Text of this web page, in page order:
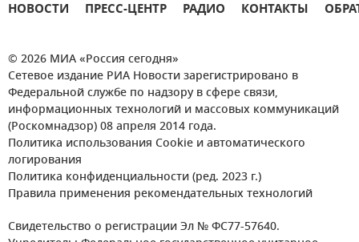
НОВОСТИ ПРЕСС-ЦЕНТР РАДИО КОНТАКТЫ
© 2026 МИА «Россия сегодня»
Сетевое издание РИА Новости зарегистрировано в
Федеральной службе по надзору в сфере связи,
информационных технологий и массовых коммуникаций
(Роскомнадзор) 08 апреля 2014 года.
Политика использования Cookie и автоматического
логирования
Политика конфиденциальности (ред. 2023 г.)
Правила применения рекомендательных технологий
Свидетельство о регистрации Эл № ФС77-57640.